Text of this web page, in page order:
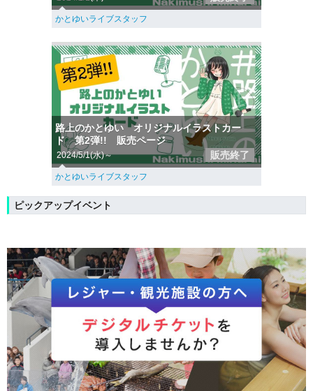
かとゆいライブスタッフ
路上のかとゆい オリジナルイラストカー
ド 第2弾!! 販売ページ
2024/5/1(水)～ 販売終了
かとゆいライブスタッフ
ピックアップイベント